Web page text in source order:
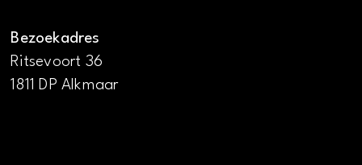
Bezoekadres
Ritsevoort 36
1811 DP Alkmaar